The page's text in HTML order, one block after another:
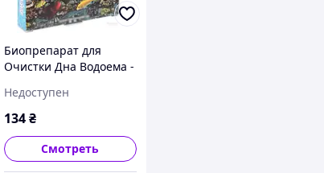
Биопрепарат для
Очистки Дна Водоема -
50 г - ОРИГИНАЛ
Недоступен
134 ₴
Смотреть